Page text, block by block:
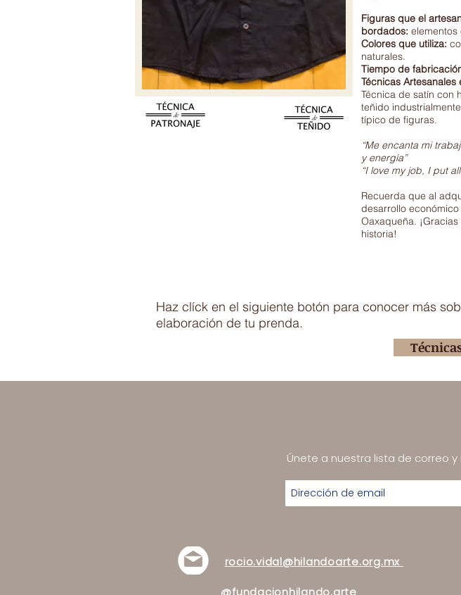
Figuras que el
bordados: elementos
Colores que utiliza:
naturales.
Tiempo de
Técnicas
Técnica de satín con
teñido
típico de figuras.
“Me encanta mi
y energía”
“I love my job, I put
Recuerda que al
desarrollo
Oaxaqueña.
historia!
Haz clíck en el siguiente botón para conocer más
elaboración de tu prenda.
Únete a nuestra lista de correo
rocio.vidal@hilandoarte.org.mx
@fundacionhilando.arte